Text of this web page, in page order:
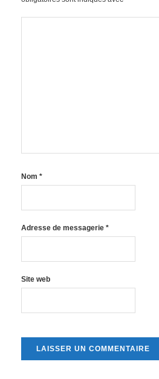
Nom *
Adresse de messagerie *
Site web